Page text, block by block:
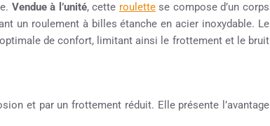
Vendue à l’unité, cette roulettese compose d’un corps
un roulement à billes étanche en acier inoxydable. Le
de confort, limitant ainsi le frottement et le bruit
et par un frottement réduit. Elle présente l’avantage